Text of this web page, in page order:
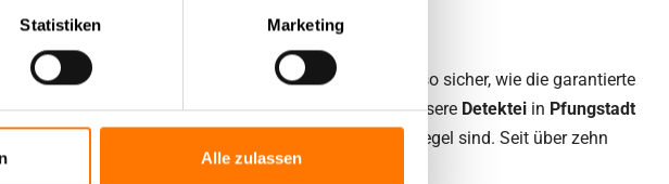
Statistiken Marketing
Alle zulassen
im dauerhaften Einsatz.
Privat- und Wirtschaftsermittlungen‘ stellt dies ebenso sicher, wie die garantierte
Sicherheit. Die Sicherheit, dass ihr Auftrag durch unsere Detektei in Pfungstadt
wird und gute Ergebnisse kein Zufall, sondern die Regel sind. Seit über zehn